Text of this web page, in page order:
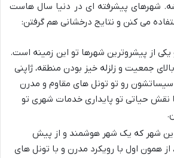
شهرهای پیشرفته ای در دنیا سال هاست
می کنن و نتایج درخشانی هم گرفتن:
یکی از پیشروترین شهرها تو این زمینه است.
جمعیت و زلزله خیز بودن منطقه، ژاپنی
رو تو تونل های مقاوم و مدرن
نقش حیاتی تو پایداری خدمات شهری تو
شهر که یک شهر هوشمند و از پیش
همون اول با رویکرد مدرن و با تونل های